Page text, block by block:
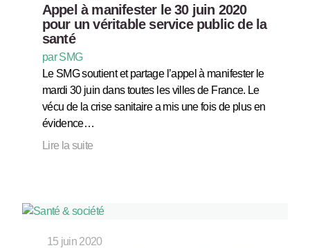
Appel à manifester le 30 juin 2020
pour un véritable service public de la
santé
par SMG
Le SMG soutient et partage l’appel à manifester le
mardi 30 juin dans toutes les villes de France. Le
vécu de la crise sanitaire a mis une fois de plus en
évidence…
Lire la suite
15 juin 2020